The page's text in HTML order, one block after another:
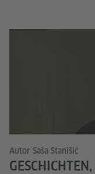
Autor Saša Stanišić